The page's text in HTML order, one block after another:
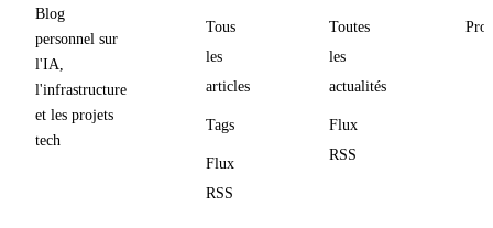
Blog
personnel sur
l'IA,
l'infrastructure
et les projets
tech
Tous
les
articles
Tags
Flux
RSS
Toutes
les
actualités
Flux
RSS